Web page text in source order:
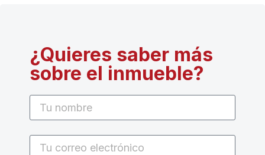
¿Quieres saber más
sobre el inmueble?